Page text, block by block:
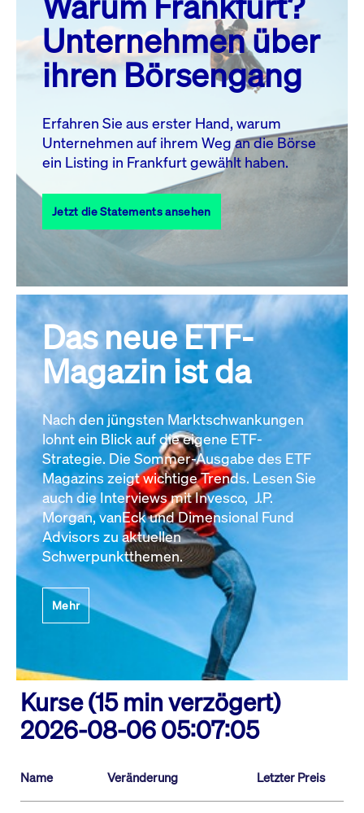
MO. DI. MI. DO. FR. SA. SO.
1
2
3
4 5 6 7 8
10 11 13 14
17
18 19 20 21 22
23
27 28
31
Alle Events
Unternehmen über
ihren Börsengang
Erfahren Sie aus erster Hand, warum
Unternehmen auf ihrem Weg an die Börse
ein Listing in Frankfurt gewählt haben.
Jetzt die Statements ansehen
Das neue ETF-
Magazin ist da
Nach den jüngsten Marktschwankungen
lohnt ein Blick auf die eigene ETF-
Strategie. Die Sommer-Ausgabe des ETF
Magazins zeigt wichtige Trends. Lesen Sie
auch die Interviews mit Invesco, J.P.
Morgan, vanEck und Dimensional Fund
Advisors zu aktuellen
Schwerpunktthemen.
Mehr
Kurse (15 min verzögert)
2026-08-06 05:07:05
Name Veränderung Letzter Preis